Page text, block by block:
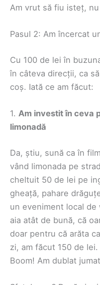
Am vrut să fiu isteț,
Pasul 2: Am încercat
Cu 100 de lei în
în câteva direcții, ca
coș. Iată ce am făcut:
1. Am investit în ceva
limonadă
Da, știu, sună ca în
vând limonada pe
cheltuit 50 de lei pe
gheață, pahare
un eveniment local de
aia atât de bună, că
doar pentru că arăta
zi, am făcut 150 de
Boom! Am dublat